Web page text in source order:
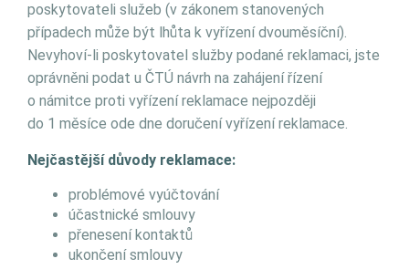
poskytovateli služeb (v zákonem stanovených
případech může být lhůta k vyřízení dvouměsíční).
Nevyhoví-li poskytovatel služby podané reklamaci, jste
oprávněni podat u ČTÚ návrh na zahájení řízení
o námitce proti vyřízení reklamace nejpozději
do 1 měsíce ode dne doručení vyřízení reklamace.
Nejčastější důvody reklamace:
problémové vyúčtování
účastnické smlouvy
přenesení kontaktů
ukončení smlouvy